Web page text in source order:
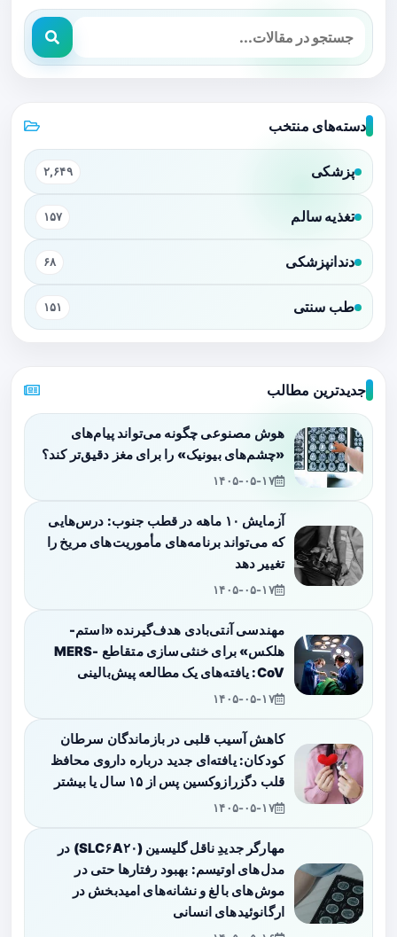
دسته‌های منتخب
پزشکی ۲,۶۴۹
تغذیه سالم ۱۵۷
دندانپزشکی ۶۸
طب سنتی ۱۵۱
جدیدترین مطالب
هوش مصنوعی چگونه می‌تواند پیام‌های
«چشم‌های بیونیک» را برای مغز دقیق‌تر کند؟
۱۴۰۵-۰۵-۱۷
آزمایش ۱۰ ماهه در قطب جنوب: درس‌هایی
که می‌تواند برنامه‌های مأموریت‌های مریخ را
تغییر دهد
۱۴۰۵-۰۵-۱۷
مهندسی آنتی‌بادی هدف‌گیرنده «استم-
هلکس» برای خنثی‌سازی متقاطع MERS-
CoV: یافته‌های یک مطالعه پیش‌بالینی
۱۴۰۵-۰۵-۱۷
کاهش آسیب قلبی در بازماندگان سرطان
کودکان: یافته‌ای جدید درباره داروی محافظ
قلب دگزرازوکسین پس از ۱۵ سال یا بیشتر
۱۴۰۵-۰۵-۱۷
مهارگر جدیدِ ناقل گلیسین (SLC۶A۲۰) در
مدل‌های اوتیسم: بهبود رفتارها حتی در
موش‌های بالغ و نشانه‌های امیدبخش در
ارگانوئیدهای انسانی